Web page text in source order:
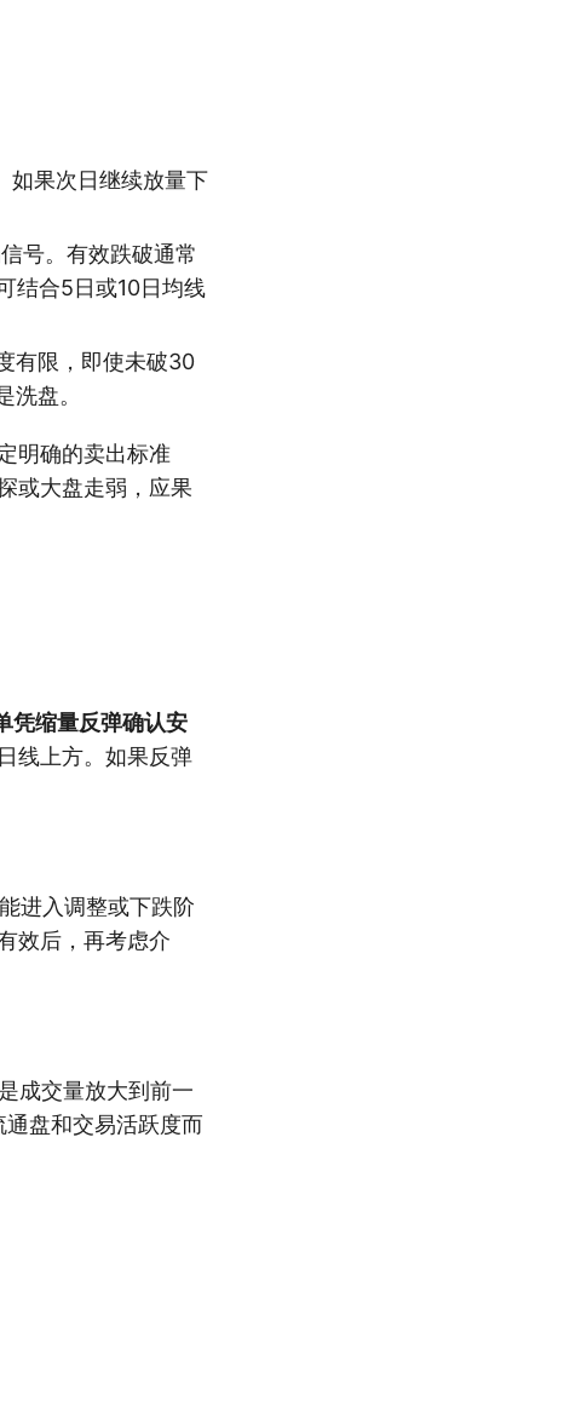
如果次日继续放量下
号。有效跌破通常
结合5日或10日均线
有限，即使未破30
盘。
明确的卖出标准
或大盘走弱，应果
凭缩量反弹确认安
线上方。如果反弹
进入调整或下跌阶
效后，再考虑介
成交量放大到前一
盘和交易活跃度而